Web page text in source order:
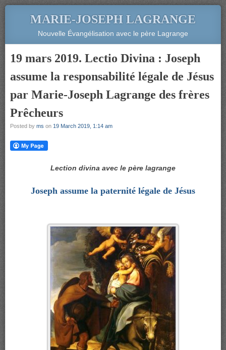
MARIE-JOSEPH LAGRANGE
Nouvelle Évangélisation avec le père Lagrange
19 mars 2019. Lectio Divina : Joseph
assume la responsabilité légale de Jésus
par Marie-Joseph Lagrange des frères
Prêcheurs
Posted by ms on 19 March 2019, 1:14 am
Lection divina avec le père lagrange
Joseph assume la paternité légale de Jésus